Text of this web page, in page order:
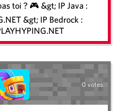
toi ? 🎮 &gt; IP Java :
&gt; IP Bedrock :
0 votes